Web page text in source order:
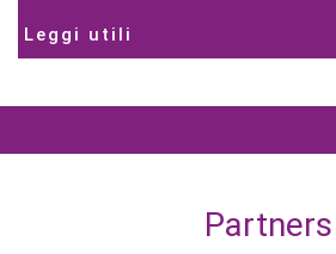
Leggi utili
Partners